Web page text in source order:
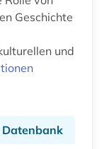
(1)
Geschichte
und
Datenbank